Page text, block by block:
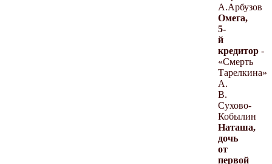
А.Арбузов
Омега,
5-
й
кредитор -
«Смерть
Тарелкина»
А.
В.
Сухово-
Кобылин
Наташа,
дочь
от
первой